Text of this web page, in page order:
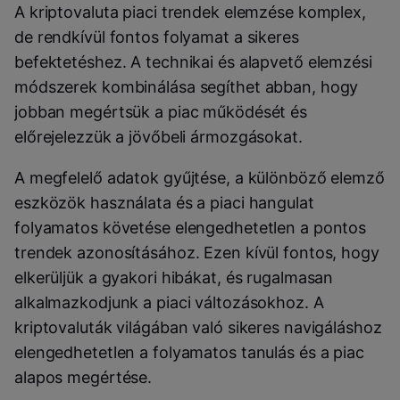
A kriptovaluta piaci trendek elemzése komplex,
de rendkívül fontos folyamat a sikeres
befektetéshez. A technikai és alapvető elemzési
módszerek kombinálása segíthet abban, hogy
jobban megértsük a piac működését és
előrejelezzük a jövőbeli ármozgásokat.
A megfelelő adatok gyűjtése, a különböző elemző
eszközök használata és a piaci hangulat
folyamatos követése elengedhetetlen a pontos
trendek azonosításához. Ezen kívül fontos, hogy
elkerüljük a gyakori hibákat, és rugalmasan
alkalmazkodjunk a piaci változásokhoz. A
kriptovaluták világában való sikeres navigáláshoz
elengedhetetlen a folyamatos tanulás és a piac
alapos megértése.